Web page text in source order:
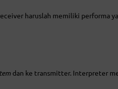
haruslah memiliki performa
dan ke transmitter. Interpreter